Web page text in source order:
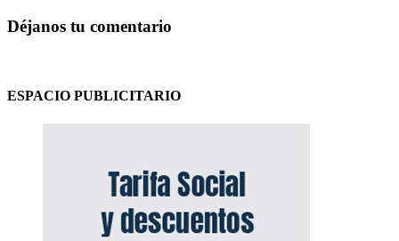
Déjanos tu comentario
ESPACIO PUBLICITARIO